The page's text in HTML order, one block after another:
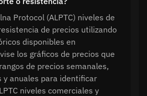
Protocol (ALPTC) niveles de
de precios utilizando
disponibles en
los gráficos de precios que
de precios semanales,
y anuales para identificar
niveles comerciales y